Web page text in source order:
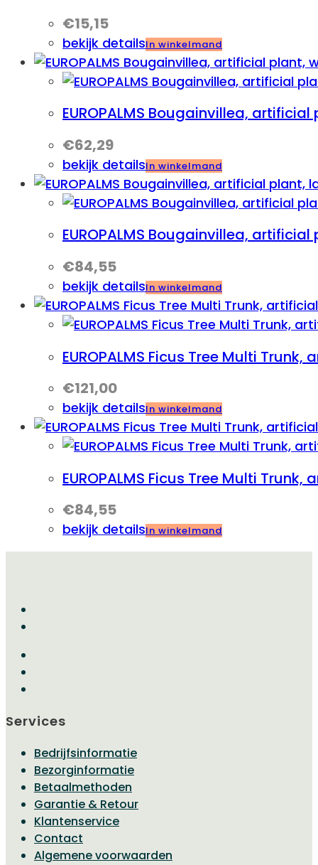
€15,15
bekijk detailsIn winkelmand
EUROPALMS Bougainvillea,
€62,29
bekijk detailsIn winkelmand
EUROPALMS Bougainvillea,
€84,55
bekijk detailsIn winkelmand
EUROPALMS Ficus Tree Multi
€121,00
bekijk detailsIn winkelmand
EUROPALMS Ficus Tree Multi
€84,55
bekijk detailsIn winkelmand
Services
Bedrijfsinformatie
Bezorginformatie
Betaalmethoden
Garantie & Retour
Klantenservice
Contact
Algemene voorwaarden